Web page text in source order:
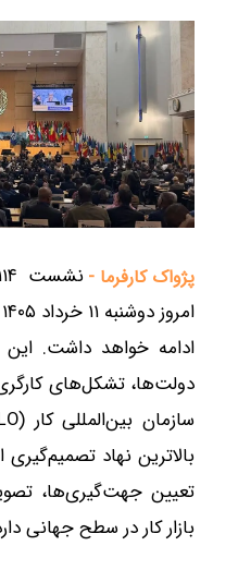
پژواک کارفرما -
ادامه خواهد داشت.
دولت‌ها، تشکل‌های
بالاترین نهاد
تعیین جهت‌گیری‌ها،
بازار کار در سطح جهانی